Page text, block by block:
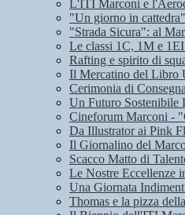
L'ITI Marconi e
"Un giorno in
"Strada Sicura": al
Le classi 1C, 1M e
Rafting e spirito di
Il Mercatino del Libro
Cerimonia di
Un Futuro Sostenibile
Cineforum Marconi -
Da Illustrator ai Pink
Il Giornalino del
Scacco Matto di
Le Nostre Eccellenze
Una Giornata
Thomas e la pizza